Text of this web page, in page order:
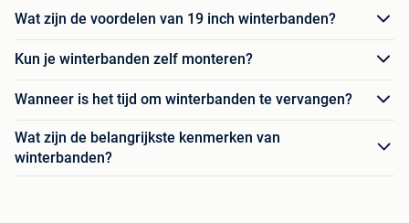
Wat zijn de voordelen van 19 inch winterbanden?
Kun je winterbanden zelf monteren?
Wanneer is het tijd om winterbanden te vervangen?
Wat zijn de belangrijkste kenmerken van
winterbanden?